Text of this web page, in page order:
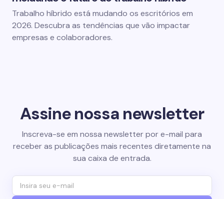
Trabalho híbrido está mudando os escritórios em
2026. Descubra as tendências que vão impactar
empresas e colaboradores.
Assine nossa newsletter
Inscreva-se em nossa newsletter por e-mail para
receber as publicações mais recentes diretamente na
sua caixa de entrada.